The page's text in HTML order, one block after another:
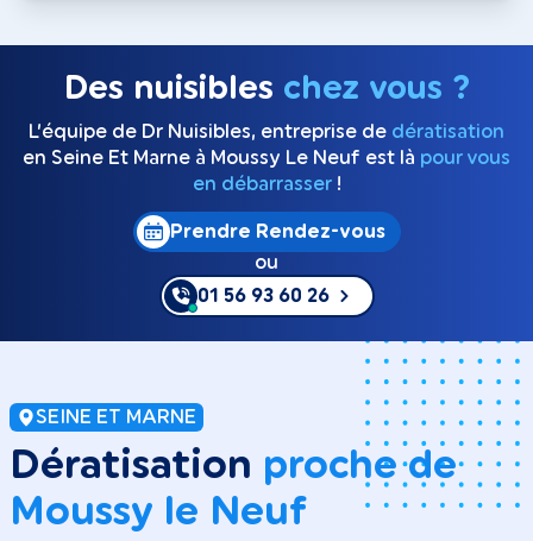
Des nuisibles chez vous ?
L’équipe de Dr Nuisibles, entreprise de dératisation
en Seine Et Marne à Moussy Le Neuf est là pour vous
en débarrasser!
Prendre Rendez-vous
ou
01 56 93 60 26
SEINE ET MARNE
Dératisation proche de
Moussy le Neuf